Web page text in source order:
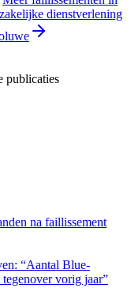
dienstverlening
publicaties
na faillissement
“Aantal Blue-
vorig jaar”